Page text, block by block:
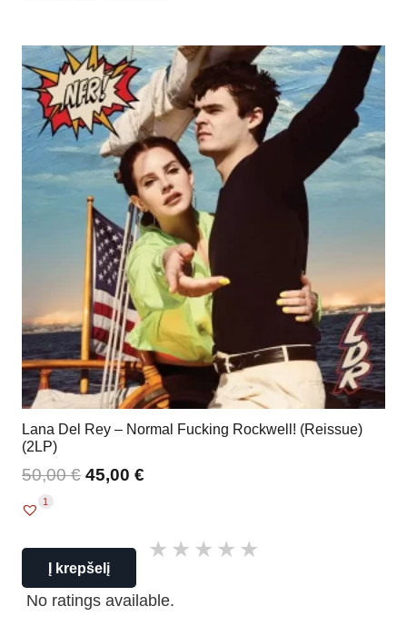
Lana Del Rey – Normal Fucking Rockwell! (Reissue)
(2LP)
50,00€ 45,00 €
1
Į krepšelį
No ratings available.